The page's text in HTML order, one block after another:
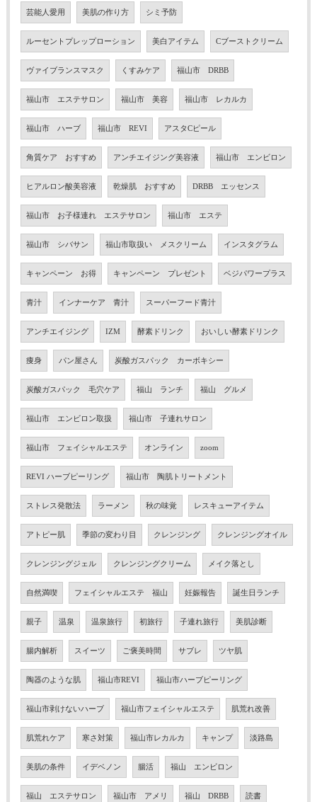
芸能人愛用 美肌の作り方 シミ予防
ルーセントプレップローション 美白アイテム Cブーストクリーム
ヴァイブランスマスク くすみケア 福山市 DRBB
福山市 エステサロン 福山市 美容 福山市 レカルカ
福山市 ハーブ 福山市 REVI アスタCピール
角質ケア おすすめ アンチエイジング美容液 福山市 エンビロン
ヒアルロン酸美容液 乾燥肌 おすすめ DRBB エッセンス
福山市 お子様連れ エステサロン 福山市 エステ
福山市 シバサン 福山市取扱い メスクリーム インスタグラム
キャンペーン お得 キャンペーン プレゼント ベジパワープラス
青汁 インナーケア 青汁 スーパーフード青汁
アンチエイジング IZM 酵素ドリンク おいしい酵素ドリンク
痩身 パン屋さん 炭酸ガスパック カーボキシー
炭酸ガスパック 毛穴ケア 福山 ランチ 福山 グルメ
福山市 エンビロン取扱 福山市 子連れサロン
福山市 フェイシャルエステ オンライン zoom
REVI ハーブピーリング 福山市 陶肌トリートメント
ストレス発散法 ラーメン 秋の味覚 レスキューアイテム
アトピー肌 季節の変わり目 クレンジング クレンジングオイル
クレンジングジェル クレンジングクリーム メイク落とし
自然満喫 フェイシャルエステ 福山 妊娠報告 誕生日ランチ
親子 温泉 温泉旅行 初旅行 子連れ旅行 美肌診断
腸内解析 スイーツ ご褒美時間 サブレ ツヤ肌
陶器のような肌 福山市REVI 福山市ハーブピーリング
福山市剥けないハーブ 福山市フェイシャルエステ 肌荒れ改善
肌荒れケア 寒さ対策 福山市レカルカ キャンプ 淡路島
美肌の条件 イデベノン 腸活 福山 エンビロン
福山 エステサロン 福山市 アメリ 福山 DRBB 読書